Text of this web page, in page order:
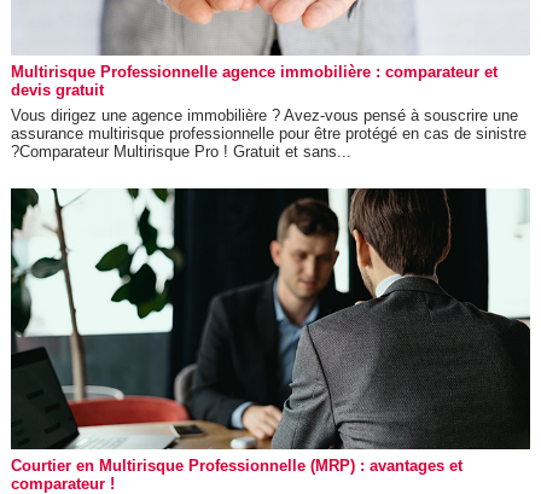
Multirisque Professionnelle agence immobilière : comparateur et
devis gratuit
Vous dirigez une agence immobilière ? Avez-vous pensé à souscrire une
assurance multirisque professionnelle pour être protégé en cas de sinistre
?Comparateur Multirisque Pro ! Gratuit et sans...
Courtier en Multirisque Professionnelle (MRP) : avantages et
comparateur !